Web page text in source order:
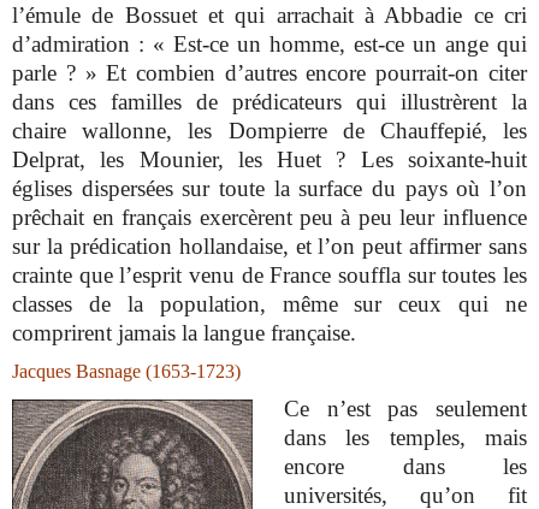
l’émule de Bossuet et qui arrachait à Abbadie ce cri
d’admiration : « Est-ce un homme, est-ce un ange qui
parle ? » Et combien d’autres encore pourrait-on citer
dans ces familles de prédicateurs qui illustrèrent la
chaire wallonne, les Dompierre de Chauffepié, les
Delprat, les Mounier, les Huet ? Les soixante-huit
églises dispersées sur toute la surface du pays où l’on
prêchait en français exercèrent peu à peu leur influence
sur la prédication hollandaise, et l’on peut affirmer sans
crainte que l’esprit venu de France souffla sur toutes les
classes de la population, même sur ceux qui ne
comprirent jamais la langue française.
Jacques Basnage (1653-1723)
Ce n’est pas seulement
dans les temples, mais
encore dans les
universités, qu’on fit